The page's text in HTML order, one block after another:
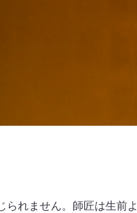
られません。師匠は生前よ